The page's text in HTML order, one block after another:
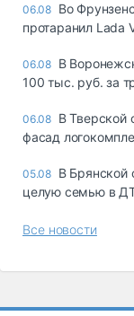
06.08 Во
протаранил Lada
06.08 В
100 тыс. руб. за
06.08 В Тверской
фасад
05.08 В Брянской
целую семью в
Все новости